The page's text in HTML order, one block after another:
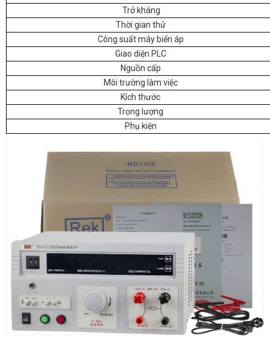
Trở kháng
Thời gian thử
Công suất máy biến áp
Giao diện PLC
Nguồn cấp
Môi trường làm việc
Kích thước
Trọng lượng
Phụ kiện